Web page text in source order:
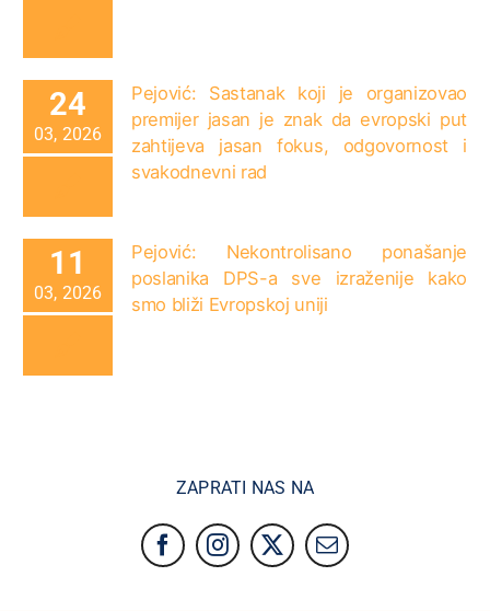
24
03, 2026
Pejović: Sastanak koji je organizovao
premijer jasan je znak da evropski put
zahtijeva jasan fokus, odgovornost i
svakodnevni rad
11
03, 2026
Pejović: Nekontrolisano ponašanje
poslanika DPS-a sve izraženije kako
smo bliži Evropskoj uniji
ZAPRATI NAS NA